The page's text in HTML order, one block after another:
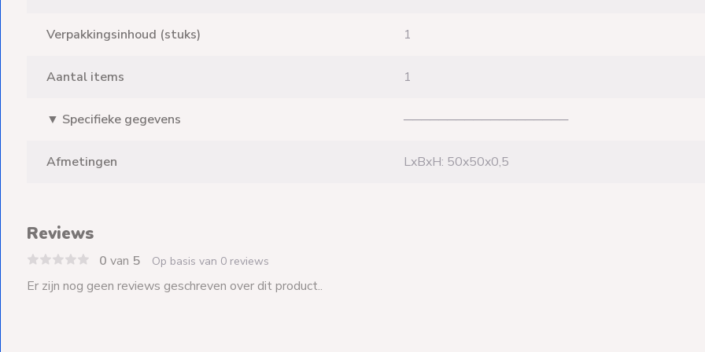
Verpakkingsinhoud (stuks) 1
Aantal items 1
▼ Specifieke gegevens ───────────────────
Afmetingen LxBxH: 50x50x0,5
Reviews
0 van 5 Op basis van 0 reviews
Er zijn nog geen reviews geschreven over dit product..